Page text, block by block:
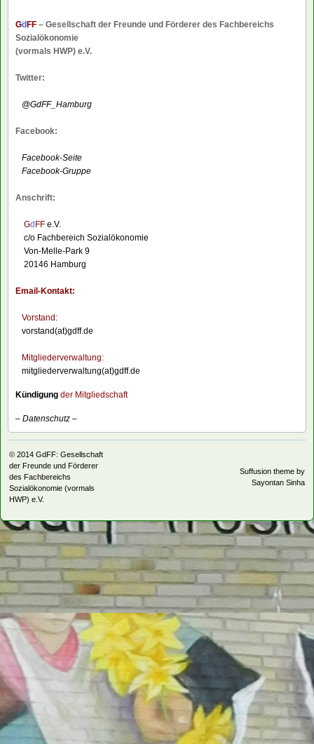
Gd FF – Gesellschaft der Freunde und Förderer des Fachbereichs
Sozialökonomie
(vormals HWP) e.V.
Twitter:
@GdFF_Hamburg
Facebook:
Facebook-Seite
Facebook-Gruppe
Anschrift:
Gd FF e.V.
c/o Fachbereich Sozialökonomie
Von-Melle-Park 9
20146 Hamburg
Email-Kontakt:
Vorstand:
vorstand(at)gdff.de
Mitgliederverwaltung:
mitgliederverwaltung(at)gdff.de
Kündigung der Mitgliedschaft
– Datenschutz –
© 2014 GdFF: Gesellschaft
der Freunde und Förderer
des Fachbereichs
Sozialökonomie (vormals
HWP) e.V.
Suffusion theme by
Sayontan Sinha